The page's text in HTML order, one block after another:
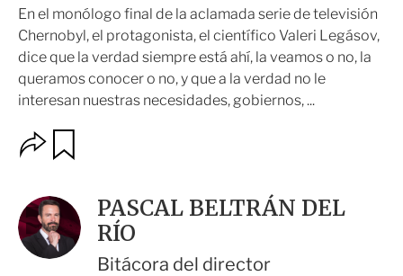
En el monólogo final de la aclamada serie de televisión
Chernobyl, el protagonista, el científico Valeri Legásov,
dice que la verdad siempre está ahí, la veamos o no, la
queramos conocer o no, y que a la verdad no le
interesan nuestras necesidades, gobiernos, ...
O
p
o
n
e
s
a
r
PASCAL BELTRÁN DEL
RÍO
Bitácora del director